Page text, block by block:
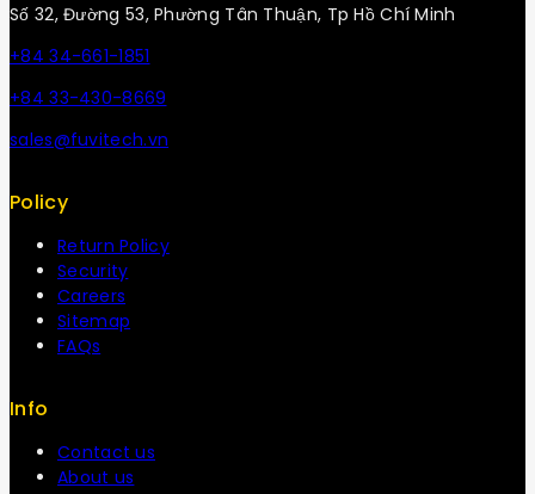
Số 32, Đường 53, Phường Tân Thuận, Tp Hồ Chí Minh
+84 34-661-1851
+84 33-430-8669
sales@fuvitech.vn
Policy
Return Policy
Security
Careers
Sitemap
FAQs
Info
Contact us
About us